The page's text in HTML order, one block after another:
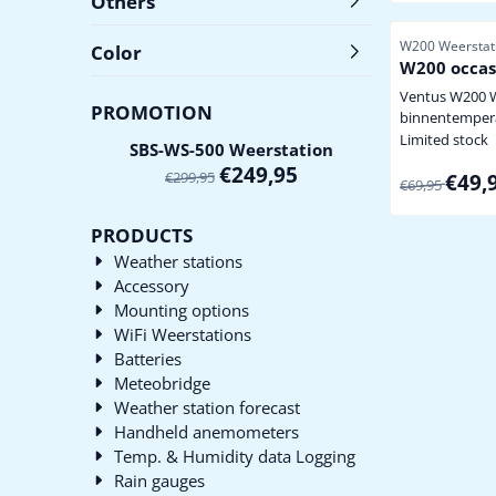
Color
PROMOTION
SBS-WS-500 Weerstation
€299,95 €249,95
PRODUCTS
Weather stations
Accessory
Mounting options
WiFi Weerstations
Batteries
Meteobridge
Weather station forecast
Handheld anemometers
Temp. & Humidity data Logging
Rain gauges
instelbaar of
kijkhoek! staand of hangend te
plaatsen,
grafisc...
Item number
W200
W200
Ventus W200
Limited stock
From 69,95
€69,95